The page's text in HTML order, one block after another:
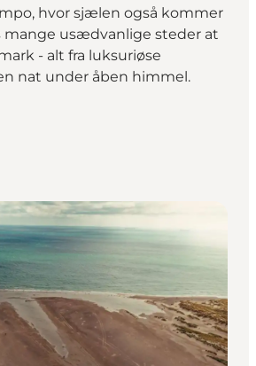
hvor sjælen også kommer
mange usædvanlige steder at
- alt fra luksuriøse
nat under åben himmel.
overnatningsformer"